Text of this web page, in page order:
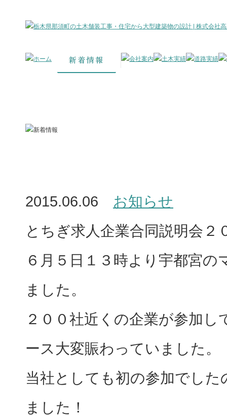
2015.06.06 お知らせ
とちぎ求人企業合同説明会２
６月５日１３時より宇都宮
ました。
２００社近くの企業が参加
ース大変賑わっていました。
当社としても初の参加でし
ました！